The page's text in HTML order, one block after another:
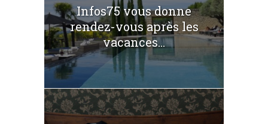
Infos75 vous donne
rendez-vous après les
vacances...